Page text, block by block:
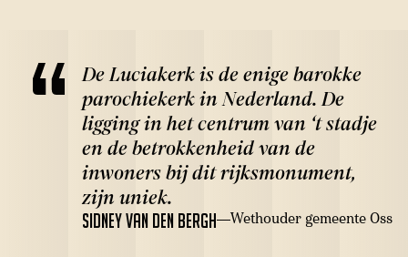
De Luciakerk is de enige barokke
parochiekerk in Nederland. De
ligging in het centrum van ‘t stadje
en de betrokkenheid van de
inwoners bij dit rijksmonument,
zijn uniek.
Sidney van den Bergh Wethouder gemeente Oss